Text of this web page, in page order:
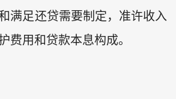
满足还贷需要制定，准许收入
费用和贷款本息构成。